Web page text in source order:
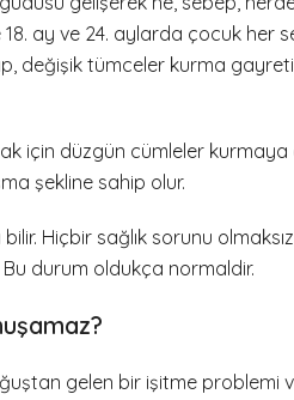
ay ve 24. aylarda çocuk her
değişik tümceler kurma
için düzgün cümleler kurmaya
şekline sahip olur.
Hiçbir sağlık sorunu
Bu durum oldukça normaldir.
gelen bir işitme problemi